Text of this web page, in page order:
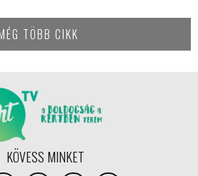
TÖBB CIKK
KÖVESS MINKET